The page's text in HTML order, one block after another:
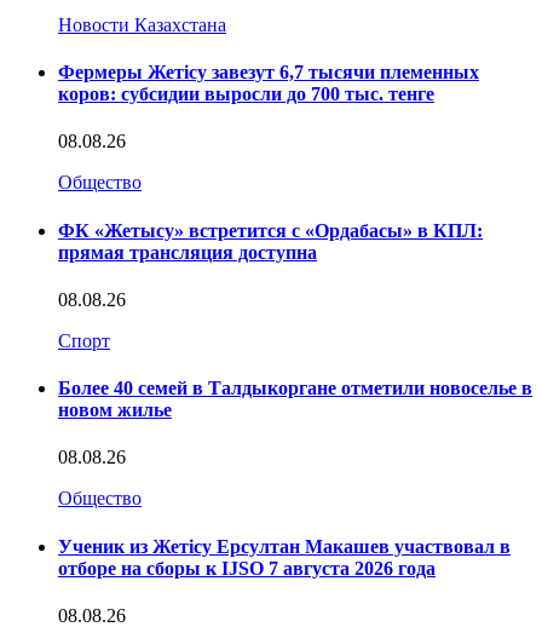
Новости Казахстана
Фермеры Жетісу завезут 6,7 тысячи племенных
коров: субсидии выросли до 700 тыс. тенге
08.08.26
Общество
ФК «Жетысу» встретится с «Ордабасы» в КПЛ:
прямая трансляция доступна
08.08.26
Спорт
Более 40 семей в Талдыкоргане отметили новоселье в
новом жилье
08.08.26
Общество
Ученик из Жетісу Ерсултан Макашев участвовал в
отборе на сборы к IJSO 7 августа 2026 года
08.08.26